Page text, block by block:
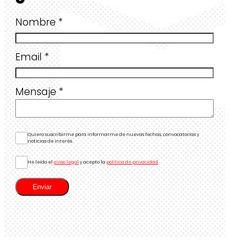
Nombre *
Email *
Mensaje*
Quiero suscribirme para informarme de nuevas fechas, convocatorias y
noticias de interés.
He leído elaviso legal y acepto la política de privacidad
Enviar